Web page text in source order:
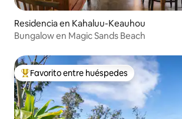
Residencia en Kahaluu-Keauhou
Bungalow en Magic Sands Beach
De los mejores en Favorito entre huéspedes
Favorito entre huéspedes